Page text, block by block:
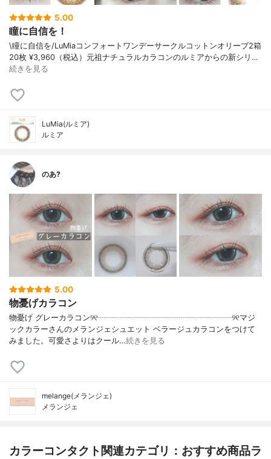
5.00
瞳に自信を！
\瞳に自信を/⁡⁡LuMia⁡コンフォートワンデーサークル⁡コットンオリーブ⁡⁡2箱
20枚 ¥3,960（税込）⁡⁡⁡元祖ナチュラルカラコンのルミアからの新シリ…
続きを見る
LuMia(ルミア)
ルミア
のあ?
5.00
物憂げカラコン
物憂げ グレーカラコン୨୧┈┈┈┈┈┈┈┈┈┈┈┈┈┈┈┈┈୨୧マジ
ックカラーさんのメランジェシュエット ベラージュカラコンをつけて
みました。可愛さよりはクール…続きを見る
melange(メランジェ)
メランジェ
カラーコンタクト関連カテゴリ：おすすめ商品ラ